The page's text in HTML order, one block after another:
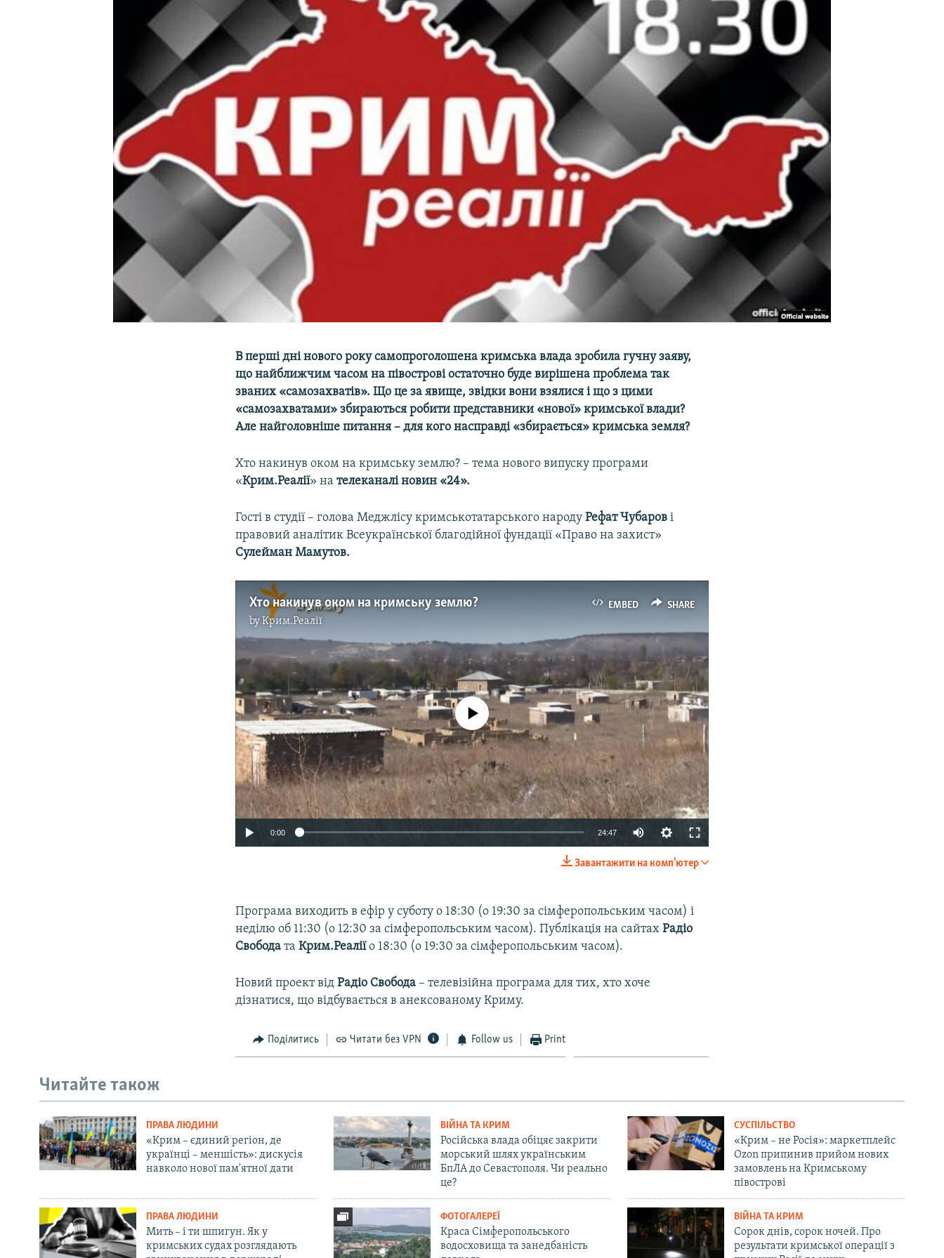
В перші дні нового року самопроголошена кримська влада зробила гучну заяву,
що найближчим часом на півострові остаточно буде вирішена проблема так
званих «самозахватів». Що це за явище, звідки вони взялися і що з цими
«самозахватами» збираються робити представники «нової» кримської влади?
Але найголовніше питання – для кого насправді «збирається» кримська земля?
Хто накинув оком на кримську землю? – тема нового випуску програми
«Крим.Реалії» нателеканалі новин «24».
Гості в студії – голова Меджлісу кримськотатарського народуРефат Чубаров і
правовий аналітик Всеукраїнської благодійної фундації «Право на захист»
Сулейман Мамутов.
EMBED SHARE
Хто накинув оком на кримську землю?
byКрим.Реалії
No media source currently available
0:00 24:47
Завантажити на комп'ютер
Програма виходить в ефір у суботу о 18:30 (о 19:30 за сімферопольським часом) і
неділю об 11:30 (о 12:30 за сімферопольським часом). Публікація на сайтахРадіо
СвободатаКрим.Реаліїо 18:30 (о 19:30 за сімферопольським часом).
Новий проект відРадiо Свобода – телевізійна програма для тих, хто хоче
дізнатися, що відбувається в анексованому Криму.
Поділитись Читати без VPN Follow us Print
Читайте також
ПРАВА ЛЮДИНИ
«Крим – єдиний регіон, де
українці – меншість»: дискусія
навколо нової пам'ятної дати
ВІЙНА ТА КРИМ
Російська влада обіцяє закрити
морський шлях українським
БпЛА до Севастополя. Чи реально
це?
СУСПІЛЬСТВО
«Крим – не Росія»: маркетплейс
Ozon припинив прийом нових
замовлень на Кримському
півострові
ПРАВА ЛЮДИНИ
Мить – і ти шпигун. Як у
кримських судах розглядають
ФОТОГАЛЕРЕЇ
Краса Сімферопольського
водосховища та занедбаність
ВІЙНА ТА КРИМ
Сорок днів, сорок ночей. Про
результати кримської операції з